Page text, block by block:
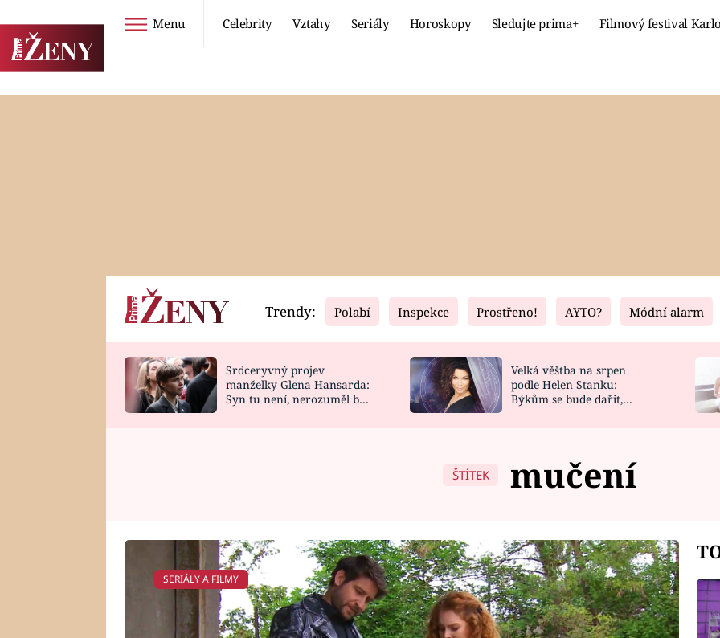
Menu Celebrity Vztahy Seriály Horoskopy Sledujte prima+ Filmový festival
Horoskopy
HOROSKOP NA
Video
CELEBRITY
VAŘENÍ
Fresh
NOVINKY
VIDEORECEPTY
Living
DESIGN
Trendy: Polabí Inspekce Prostřeno! AYTO? Módní alarm
Srdceryvný projev
manželky Glena Hansarda:
Syn tu není, nerozuměl by
Velká věštba na srpen
podle Helen Stanku:
Býkům se bude dařit,
ŠTÍTEK mučení
SERIÁLY A FILMY